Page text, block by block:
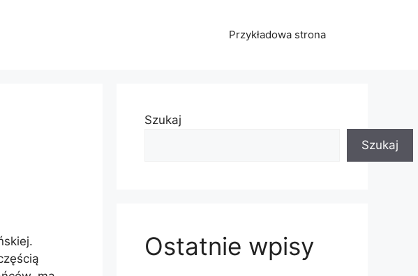
Przykładowa strona
Szukaj
Szukaj
Ostatnie wpisy